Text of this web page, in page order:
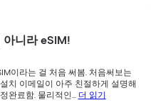
아니라 eSIM!
이라는 걸 처음 써봄. 처음써보는
치 이메일이 아주 친절하게 설명해
완료함. 물리적인... 더 읽기